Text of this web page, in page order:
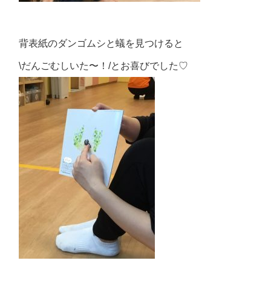
背表紙のダンゴムシと蟻を見つけると
\だんごむしいた〜！/とお喜びでした♡